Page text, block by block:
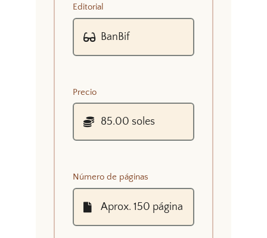
Editorial
Precio
Número de páginas